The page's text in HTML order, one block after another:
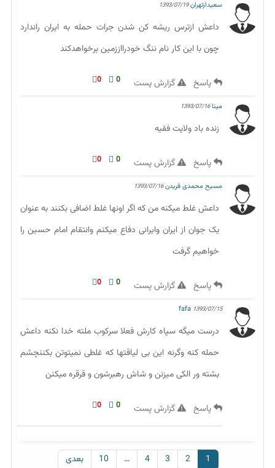
سعیدازتهران 1393/07/19
داعش ازترس ریشه کن شدن جرات حمله به ایران راندارد
چون با این کار نام ننگ خودرااززمین برخواهدکند
پاسخ گزارش پست 0
0
مینا 1393/07/16
زنده باد ولایت فقیه
پاسخ گزارش پست 0
0
مسیح محمدی فریدن1393/07/16
داعش غلط میکنه من که اگر اونها غلط اضافی بکنند به عنوان
یک جوان از ایران وایرانی دفاع میکنم وانتقام امام حسین را
خواهیم گرفت
پاسخ گزارش پست 0
0
fafa 1393/07/15
درست میگه سپاه کارش فعلا سرکوب ملته خدا نکنه داعش
حمله کنه وگرنه این بی لیاقتها که غلطی نمیتوتن بکننچشم
بشته ور الکی میزنن و شاش رهبرشون و قرقره میکنن
پاسخ گزارش پست 0
0
1
2
3
4
…
10 بعدی